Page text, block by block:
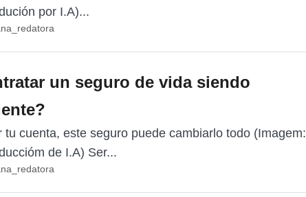
por I.A)...
un seguro de vida siendo
tu cuenta, este seguro puede cambiarlo todo (Imagem:
de I.A) Ser...